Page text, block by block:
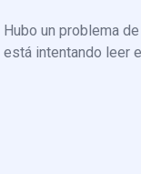
Hubo un problema
está intentando leer